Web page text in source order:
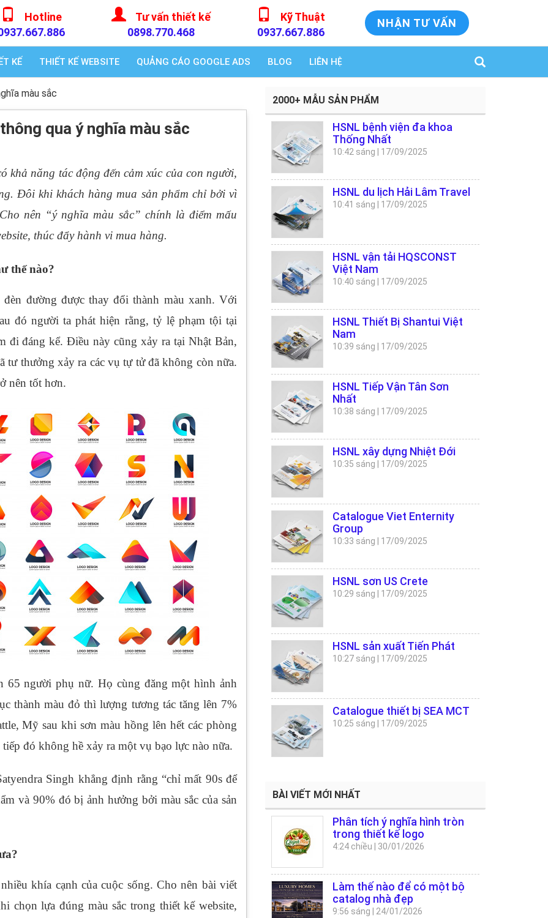
Hotline
Tư vấn thiết kế
0898.770.468
Kỹ Thuật
0937.667.886
NHẬN TƯ VẤN
KẾ THIẾT KẾ WEBSITE QUẢNG CÁO GOOGLE ADS BLOG LIÊN HỆ
màu sắc
qua ý nghĩa màu sắc
khả năng tác động đến cảm xúc của con người,
Đôi khi khách hàng mua sản phẩm chỉ bởi vì
nên “ý nghĩa màu sắc” chính là điểm mấu
thúc đẩy hành vi mua hàng.
thế nào?
đường được thay đổi thành màu xanh. Với
đó người ta phát hiện rằng, tỷ lệ phạm tội tại
đi đáng kể. Điều này cũng xảy ra tại Nhật Bản,
tư thưởng xảy ra các vụ tự tử đã không còn nữa.
nên tốt hơn.
65 người phụ nữ. Họ cùng đăng một hình ảnh
thành màu đỏ thì lượng tương tác tăng lên 7%
Mỹ sau khi sơn màu hồng lên hết các phòng
đó không hề xảy ra một vụ bạo lực nào nữa.
Singh khẳng định rằng “chỉ mất 90s để
và 90% đó bị ảnh hưởng bởi màu sắc của sản
khía cạnh của cuộc sống. Cho nên bài viết
chọn lựa đúng màu sắc trong thiết kế website,
2000+ MẪU SẢN PHẨM
HSNL bệnh viện đa khoa
Thống Nhất
10:42 sáng 17/09/2025
HSNL du lịch Hải Lâm Travel
10:41 sáng 17/09/2025
HSNL vận tải HQSCONST
Việt Nam
10:40 sáng 17/09/2025
HSNL Thiết Bị Shantui Việt
Nam
10:39 sáng 17/09/2025
HSNL Tiếp Vận Tân Sơn
Nhất
10:38 sáng 17/09/2025
HSNL xây dựng Nhiệt Đới
10:35 sáng 17/09/2025
Catalogue Viet Enternity
Group
10:33 sáng 17/09/2025
HSNL sơn US Crete
10:29 sáng 17/09/2025
HSNL sản xuất Tiến Phát
10:27 sáng 17/09/2025
Catalogue thiết bị SEA MCT
10:25 sáng 17/09/2025
BÀI VIẾT MỚI NHẤT
Phân tích ý nghĩa hình tròn
trong thiết kế logo
4:24 chiều 30/01/2026
Làm thế nào để có một bộ
catalog nhà đẹp
9:56 sáng 24/01/2026